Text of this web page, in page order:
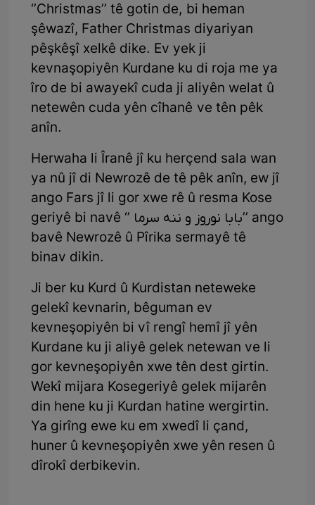
‘’Christmas’’ tê gotin de, bi heman
şêwazî, Father Christmas diyariyan
pêşkêşî xelkê dike. Ev yek ji
kevnaşopiyên Kurdane ku di roja me ya
îro de bi awayekî cuda ji aliyên welat û
netewên cuda yên cîhanê ve tên pêk
anîn.
Herwaha li Îranê jî ku herçend sala wan
ya nû jî di Newrozê de tê pêk anîn, ew jî
ango Fars jî li gor xwe rê û resma Kose
geriyê bi navê ‘’ بابا نوروز و ننە سرما’’ ango
bavê Newrozê û Pîrika sermayê tê
binav dikin.
Ji ber ku Kurd û Kurdistan neteweke
gelekî kevnarin, bêguman ev
kevneşopiyên bi vî rengî hemî jî yên
Kurdane ku ji aliyê gelek netewan ve li
gor kevneşopiyên xwe tên dest girtin.
Wekî mijara Kosegeriyê gelek mijarên
din hene ku ji Kurdan hatine wergirtin.
Ya girîng ewe ku em xwedî li çand,
huner û kevneşopiyên xwe yên resen û
dîrokî derbikevin.